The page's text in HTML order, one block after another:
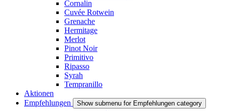
Cornalin
Cuvée Rotwein
Grenache
Hermitage
Merlot
Pinot Noir
Primitivo
Ripasso
Syrah
Tempranillo
Aktionen
Empfehlungen
Show submenu for Empfehlungen category